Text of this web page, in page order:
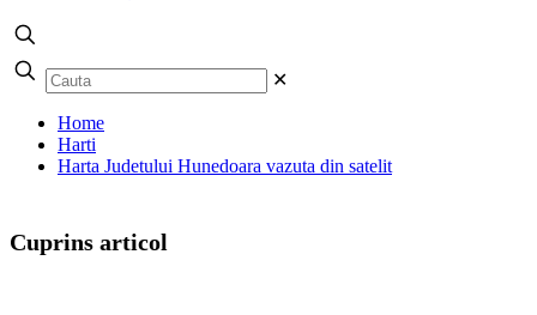
✕
Home
Harti
Harta Judetului Hunedoara vazuta din satelit
Cuprins articol